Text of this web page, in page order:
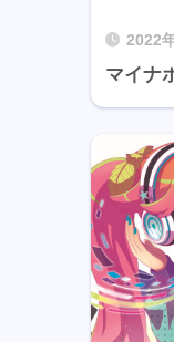
2022
マイナ